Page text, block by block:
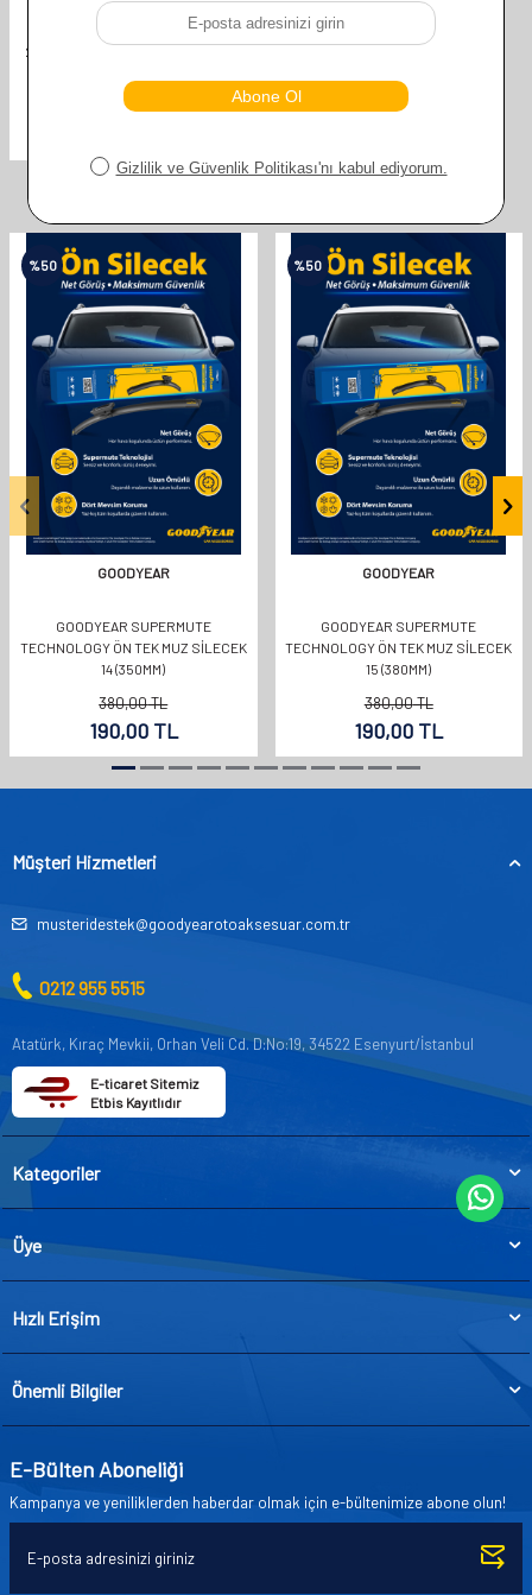
GOODYEAR CITROEN C3 PICASSO
2010 VE SONRASI YILLAR UYUMLU
TAKIMI 600MM 400MM
610,00
%50
GOODYEAR
GOODYEAR SUPERMUTE
TECHNOLOGY ÖN TEK MUZ SİLECEK
14 (350MM)
380,00TL
190,00TL
%50
GOODYEAR
GOODYEAR SUPERMUTE
TECHNOLOGY ÖN TEK MUZ SİLECEK
15 (380MM)
380,00TL
190,00 TL
Müşteri Hizmetleri
musteridestek@goodyearotoaksesuar.com.tr
0212 955 5515
Atatürk, Kıraç Mevkii, Orhan Veli Cd. D:No:19, 34522 Esenyurt/İstanbul
E-ticaret Sitemiz
Etbis Kayıtlıdır
Kategoriler
Üye
Hızlı Erişim
Önemli Bilgiler
E-Bülten Aboneliği
Kampanya ve yeniliklerden haberdar olmak için e-bültenimize abone olun!